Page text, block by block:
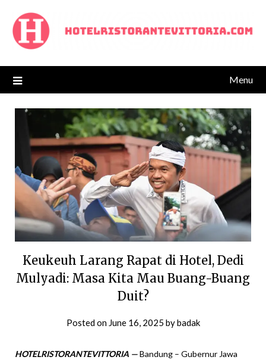
content
Menu
Keukeuh Larang Rapat di Hotel, Dedi
Mulyadi: Masa Kita Mau Buang-Buang
Duit?
Posted on June 16, 2025 bybadak
HOTELRISTORANTEVITTORIA —Bandung – Gubernur Jawa